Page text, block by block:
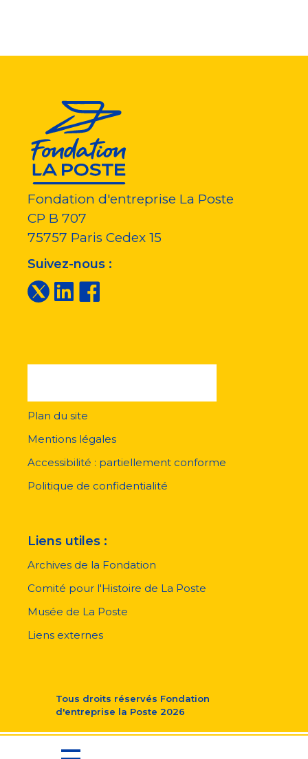
Fondation d'entreprise La Poste
CP B 707
75757 Paris Cedex 15
Suivez-nous :
pied
page
Plan du site
Mentions légales
Accessibilité : partiellement conforme
Politique de confidentialité
Liens utiles :
Archives de la Fondation
Comité pour l'Histoire de La Poste
Musée de La Poste
Liens externes
Tous droits réservés Fondation
d'entreprise la Poste 2026